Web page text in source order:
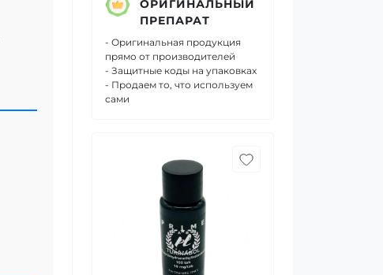
ОРИГИНАЛЬНЫЙ
ПРЕПАРАТ
- Оригинальная продукция
прямо от производителей
- Защитные коды на упаковках
- Продаем то, что используем
сами